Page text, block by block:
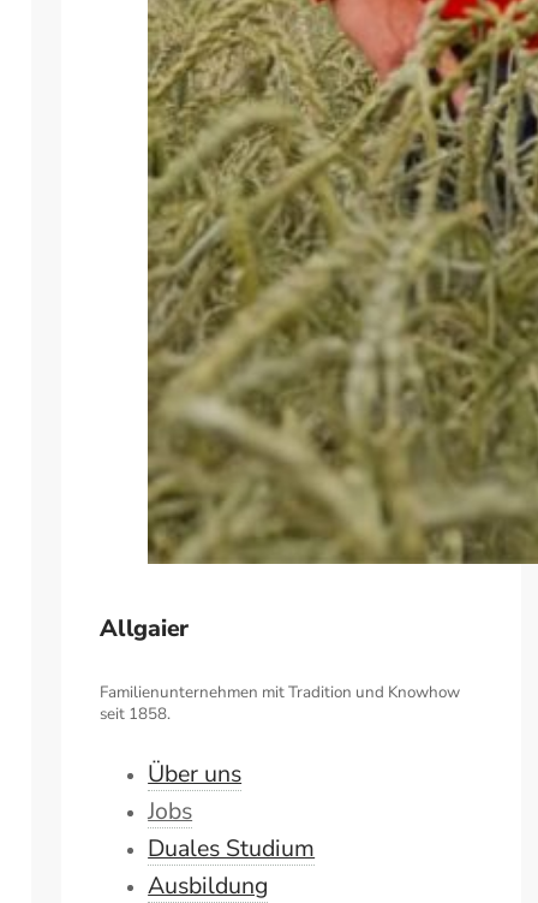
Allgaier
Familienunternehmen mit Tradition und Knowhow
seit 1858.
Über uns
Jobs
Duales Studium
Ausbildung